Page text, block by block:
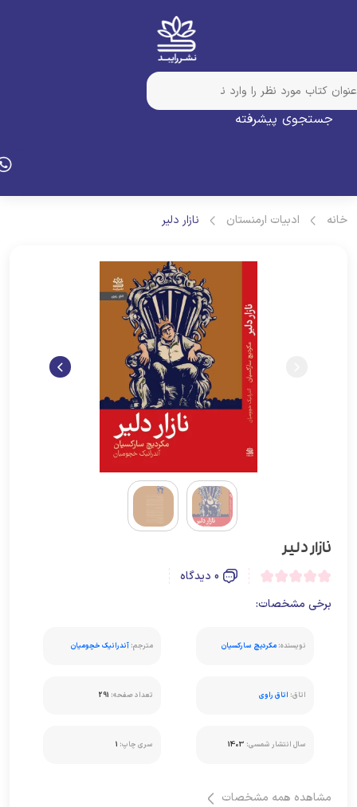
جستجوی پیشرفته
ادبیات ارمنستان نازار دلیر
نازار دلیر
0 دیدگاه
برخی مشخصات:
نویسنده:مکردیچ سارکسیان مترجم:آندرانیک خچومیان
اتاق:اتاق راوی تعداد صفحه:291
سال انتشار شمسی:1403 سری چاپ:1
مشاهده همه مشخصات